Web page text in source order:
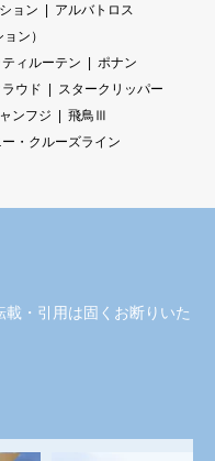
ョン
アルバトロス
ン）
ティルーテン
ポナン
ウド
スタークリッパー
ンフジ
飛鳥Ⅲ
・クルーズライン
・引用は固くお断りいた